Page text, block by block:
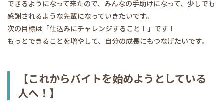
できるようになって来たので、みんなの手助けになって、少しでも
感謝されるような先輩になっていきたいです。
次の目標は「仕込みにチャレンジすること！」です！
もっとできることを増やして、自分の成長にもつなげたいです。
【これからバイトを始めようとしている
人へ！】